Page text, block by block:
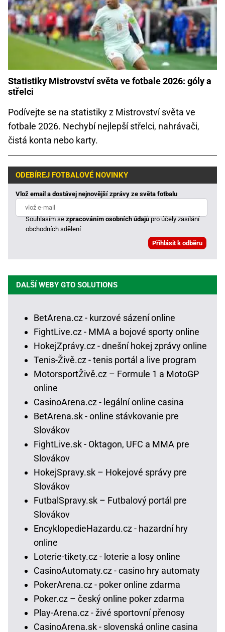
Statistiky Mistrovství světa ve fotbale 2026: góly a
střelci
Podívejte se na statistiky z Mistrovství světa ve
fotbale 2026. Nechybí nejlepší střelci, nahrávači,
čistá konta nebo karty.
ODEBÍREJ FOTBALOVÉ NOVINKY
Vlož email a dostávej nejnovější zprávy ze světa fotbalu
Souhlasím sezpracováním osobních údajůpro účely zasílání
obchodních sdělení
DALŠÍ WEBY GTO SOLUTIONS
BetArena.cz - kurzové sázení online
FightLive.cz - MMA a bojové sporty online
HokejZprávy.cz - dnešní hokej zprávy online
Tenis-Živě.cz - tenis portál a live program
MotorsportŽivě.cz – Formule 1 a MotoGP
online
CasinoArena.cz - legální online casina
BetArena.sk - online stávkovanie pre
Slovákov
FightLive.sk - Oktagon, UFC a MMA pre
Slovákov
HokejSpravy.sk – Hokejové správy pre
Slovákov
FutbalSpravy.sk – Futbalový portál pre
Slovákov
EncyklopedieHazardu.cz - hazardní hry
online
Loterie-tikety.cz - loterie a losy online
CasinoAutomaty.cz - casino hry automaty
PokerArena.cz - poker online zdarma
Poker.cz – český online poker zdarma
Play-Arena.cz - živé sportovní přenosy
CasinoArena.sk - slovenská online casina